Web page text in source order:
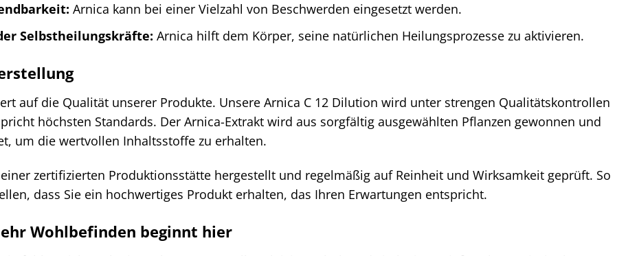
Arnica kann bei einer Vielzahl von Beschwerden eingesetzt werden.
Selbstheilungskräfte: Arnica hilft dem Körper, seine natürlichen Heilungsprozesse zu aktivieren.
auf die Qualität unserer Produkte. Unsere Arnica C 12 Dilution wird unter strengen Qualitätskontrollen
höchsten Standards. Der Arnica-Extrakt wird aus sorgfältig ausgewählten Pflanzen gewonnen und
um die wertvollen Inhaltsstoffe zu erhalten.
zertifizierten Produktionsstätte hergestellt und regelmäßig auf Reinheit und Wirksamkeit geprüft. So
dass Sie ein hochwertiges Produkt erhalten, das Ihren Erwartungen entspricht.
Wohlbefinden beginnt hier